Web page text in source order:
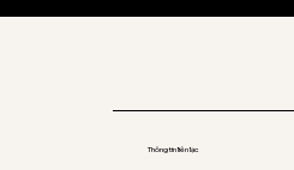
Thông tin liên lạc